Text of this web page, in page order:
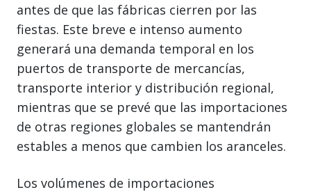
antes de que las fábricas cierren por las
fiestas. Este breve e intenso aumento
generará una demanda temporal en los
puertos de transporte de mercancías,
transporte interior y distribución regional,
mientras que se prevé que las importaciones
de otras regiones globales se mantendrán
estables a menos que cambien los aranceles.
Los volúmenes de importaciones